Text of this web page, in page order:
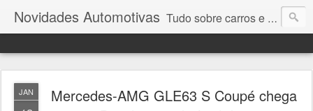
Novidades Automotivas Tudo sobre carros e motores
JAN
Mercedes-AMG GLE63 S Coupé chega